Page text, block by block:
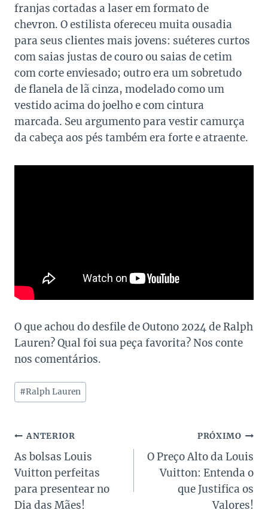
franjas cortadas a laser em formato de
chevron. O estilista ofereceu muita ousadia
para seus clientes mais jovens: suéteres curtos
com saias justas de couro ou saias de cetim
com corte enviesado; outro era um sobretudo
de flanela de lã cinza, modelado como um
vestido acima do joelho e com cintura
marcada. Seu argumento para vestir camurça
da cabeça aos pés também era forte e atraente.
O que achou do desfile de Outono 2024 de Ralph
Lauren? Qual foi sua peça favorita? Nos conte
nos comentários.
Tags
do
#Ralph Lauren
Navegação
de
Post
ANTERIOR
As bolsas Louis
Vuitton perfeitas
para presentear no
Dia das Mães!
PRÓXIMO
O Preço Alto da Louis
Vuitton: Entenda o
que Justifica os
Valores!